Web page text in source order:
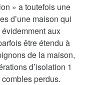
» a toutefois une
d’une maison qui
aux
être étendu à
de la maison,
d’isolation 1
perdus.